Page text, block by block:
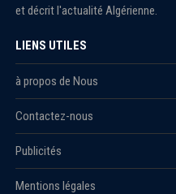
et décrit l'actualité Algérienne.
LIENS UTILES
à propos de Nous
Contactez-nous
Publicités
Mentions légales